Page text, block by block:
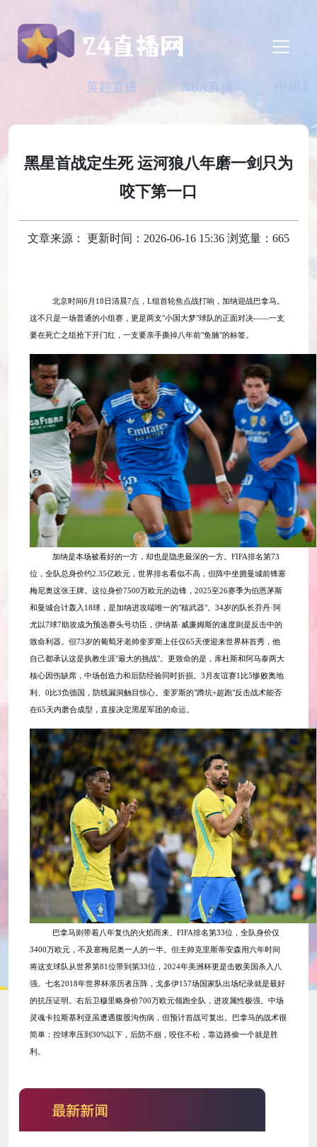
英超直播 NBA直播
黑星首战定生死 运河狼八年磨一剑只为
咬下第一口
文章来源： 更新时间：2026-06-16 15:36 浏览量：665
北京时间6月18日清晨7点，L组首轮焦点战打响，加纳迎战巴拿马。
这不只是一场普通的小组赛，更是两支"小国大梦"球队的正面对决——一支
要在死亡之组抢下开门红，一支要亲手撕掉八年前"鱼腩"的标签。
加纳是本场被看好的一方，却也是隐患最深的一方。 FIFA排名第73
位，全队总身价约2.35亿欧元，世界排名看似不高，但阵中坐拥曼城前锋塞
梅尼奥这张王牌。这位身价7500万欧元的边锋，2025至26赛季为伯恩茅斯
和曼城合计轰入18球，是加纳进攻端唯一的"核武器"。34岁的队长乔丹·阿
尤以7球7助攻成为预选赛头号功臣，伊纳基·威廉姆斯的速度则是反击中的
致命利器。但73岁的葡萄牙老帅奎罗斯上任仅65天便迎来世界杯首秀，他
自己都承认这是执教生涯"最大的挑战"。更致命的是，库杜斯和阿马泰两大
核心因伤缺席，中场创造力和后防经验同时折损。3月友谊赛1比5惨败奥地
利、0比3负德国，防线漏洞触目惊心。奎罗斯的"蹲坑+超跑"反击战术能否
在65天内磨合成型，直接决定黑星军团的命运。
巴拿马则带着八年复仇的火焰而来。 FIFA排名第33位，全队身价仅
3400万欧元，不及塞梅尼奥一人的一半。但主帅克里斯蒂安森用六年时间
将这支球队从世界第81位带到第33位，2024年美洲杯更是击败美国杀入八
强。七名2018年世界杯亲历者压阵，戈多伊157场国家队出场纪录就是最好
的抗压证明。右后卫穆里略身价700万欧元领跑全队，进攻属性极强。中场
灵魂卡拉斯基利亚虽遭遇腹股沟伤病，但预计首战可复出。巴拿马的战术很
简单：控球率压到30%以下，后防不崩，咬住不松，靠边路偷一个就是胜
利。